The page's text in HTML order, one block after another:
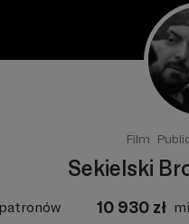
Film
Sekielski
10 930 zł